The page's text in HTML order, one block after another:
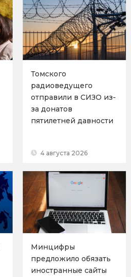
Томского
радиоведущего
отправили в СИЗО из-
за донатов
пятилетней давности
4 августа 2026
Минцифры
предложило обязать
иностранные сайты